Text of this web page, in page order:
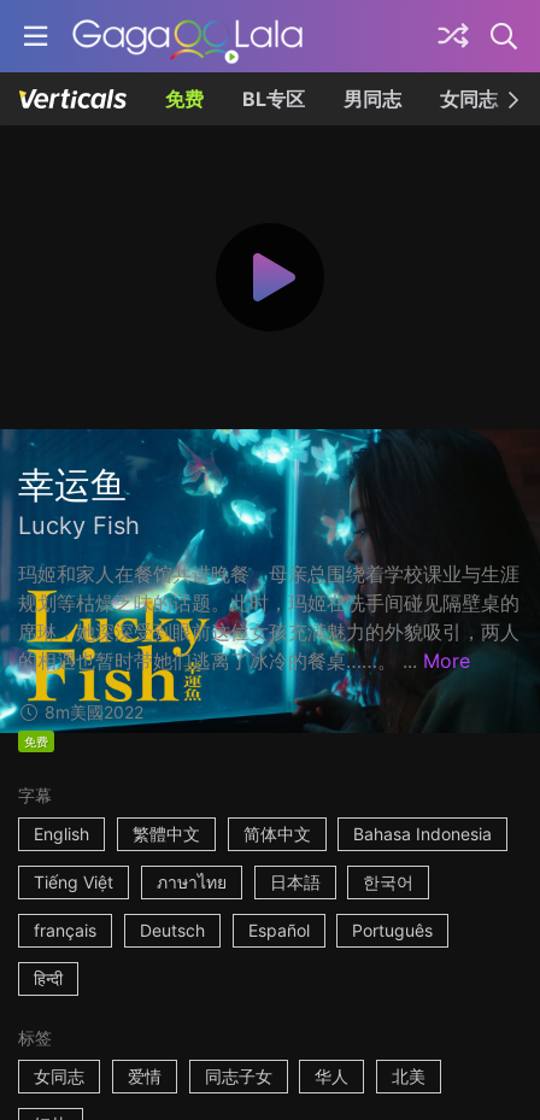
免费 BL专区 男同志 女同志
幸运鱼
Lucky Fish
玛姬和家人在餐馆共进晚餐，母亲总围绕着学校课业与生涯
规划等枯燥乏味的话题。此时，玛姬在洗手间碰见隔壁桌的
席琳，她深深受到眼前这位女孩充满魅力的外貌吸引，两人
的相遇也暂时带她们逃离了冰冷的餐桌……。 ... More
8m美國2022
免费
字幕
English
繁體中文 简体中文 Bahasa Indonesia
Tiếng Việt ภาษาไทย 日本語 한국어
français Deutsch Español Português
हिन्दी
标签
女同志
爱情 同志子女 华人 北美